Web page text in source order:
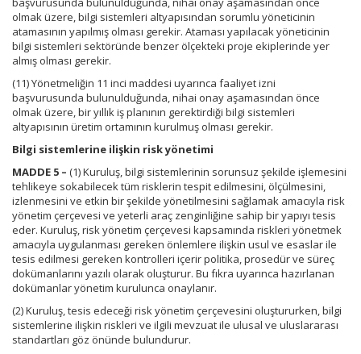
olmak üzere, bilgi sistemleri altyapısından sorumlu yöneticinin
atamasının yapılmış olması gerekir. Ataması yapılacak yöneticinin
bilgi sistemleri sektöründe benzer ölçekteki proje ekiplerinde yer
almış olması gerekir.
(11) Yönetmeliğin 11 inci maddesi uyarınca faaliyet izni
başvurusunda bulunulduğunda, nihai onay aşamasından önce
olmak üzere, bir yıllık iş planının gerektirdiği bilgi sistemleri
altyapısının üretim ortamının kurulmuş olması gerekir.
Bilgi sistemlerine ilişkin risk yönetimi
MADDE 5 – (1) Kuruluş, bilgi sistemlerinin sorunsuz şekilde işlemesini
tehlikeye sokabilecek tüm risklerin tespit edilmesini, ölçülmesini,
izlenmesini ve etkin bir şekilde yönetilmesini sağlamak amacıyla risk
yönetim çerçevesi ve yeterli araç zenginliğine sahip bir yapıyı tesis
eder. Kuruluş, risk yönetim çerçevesi kapsamında riskleri yönetmek
amacıyla uygulanması gereken önlemlere ilişkin usul ve esaslar ile
tesis edilmesi gereken kontrolleri içerir politika, prosedür ve süreç
dokümanlarını yazılı olarak oluşturur. Bu fıkra uyarınca hazırlanan
dokümanlar yönetim kurulunca onaylanır.
(2) Kuruluş, tesis edeceği risk yönetim çerçevesini oluştururken, bilgi
sistemlerine ilişkin riskleri ve ilgili mevzuat ile ulusal ve uluslararası
standartları göz önünde bulundurur.